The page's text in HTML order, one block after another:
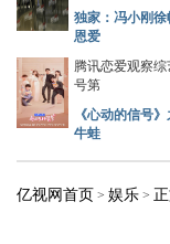
独家：冯小刚
恩爱
腾讯恋爱观察
号第
《心动的信号
牛蛙
亿视网首页 > 娱乐 >